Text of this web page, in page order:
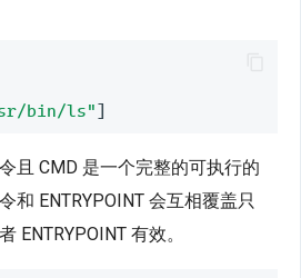
bin/ls"]
且 CMD 是一个完整的可执行的
和 ENTRYPOINT 会互相覆盖只
ENTRYPOINT 有效。